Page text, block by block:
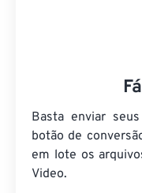
Basta enviar
botão de
em lote os
Video.